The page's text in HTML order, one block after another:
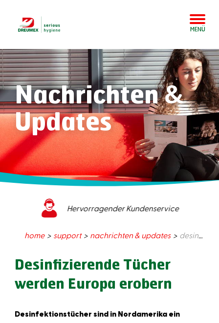
MENÜ
Nachrichten &
Updates
Hervorragender Kundenservice
home support nachrichten & updates desinfizierende tücher werden europa erobern
Desinfizierende Tücher
werden Europa erobern
Desinfektionstücher sind in Nordamerika ein